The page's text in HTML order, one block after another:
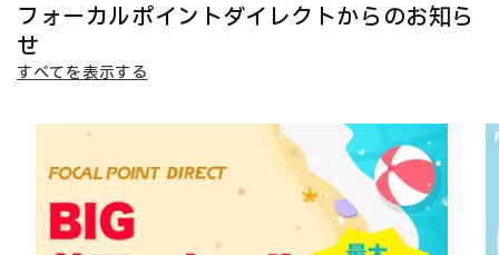
フォーカルポイントダイレクトからのお知ら
せ
すべてを表示する